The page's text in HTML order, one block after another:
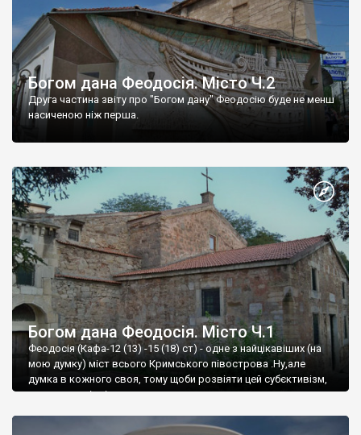
Богом дана Феодосія. Місто Ч.2
Друга частина звіту про "Богом дану" Феодосію буде не менш
насиченою ніж перша.
Богом дана Феодосія. Місто Ч.1
Феодосія (Кафа-12 (13) -15 (18) ст) - одне з найцікавіших (на
мою думку) міст всього Кримського півострова .Ну,але
думка в кожного своя, тому щоби розвіяти цей субєктивізм,
запрошую відвідати це